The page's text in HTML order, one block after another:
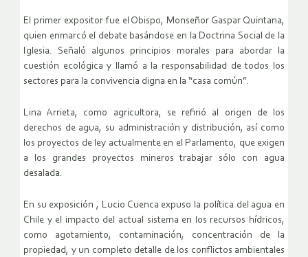
El primer expositor fue el Obispo, Monseñor Gaspar Quintana,
quien enmarcó el debate basándose en la Doctrina Social de la
Iglesia. Señaló algunos principios morales para abordar la
cuestión ecológica y llamó a la responsabilidad de todos los
sectores para la convivencia digna en la “casa común”.
Lina Arrieta, como agricultora, se refirió al origen de los
derechos de agua, su administración y distribución, así como
los proyectos de ley actualmente en el Parlamento, que exigen
a los grandes proyectos mineros trabajar sólo con agua
desalada.
En su exposición , Lucio Cuenca expuso la política del agua en
Chile y el impacto del actual sistema en los recursos hídricos,
como agotamiento, contaminación, concentración de la
propiedad, y un completo detalle de los conflictos ambientales